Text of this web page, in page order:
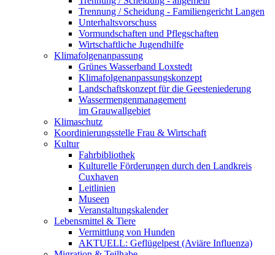
Trennung / Scheidung - Familiengericht Langen
Unterhaltsvorschuss
Vormundschaften und Pflegschaften
Wirtschaftliche Jugendhilfe
Klimafolgenanpassung
Grünes Wasserband Loxstedt
Klimafolgenanpassungskonzept
Landschaftskonzept für die Geesteniederung
Wassermengenmanagement
im Grauwallgebiet
Klimaschutz
Koordinierungsstelle Frau & Wirtschaft
Kultur
Fahrbibliothek
Kulturelle Förderungen durch den Landkreis
Cuxhaven
Leitlinien
Museen
Veranstaltungskalender
Lebensmittel & Tiere
Vermittlung von Hunden
AKTUELL: Geflügelpest (Aviäre Influenza)